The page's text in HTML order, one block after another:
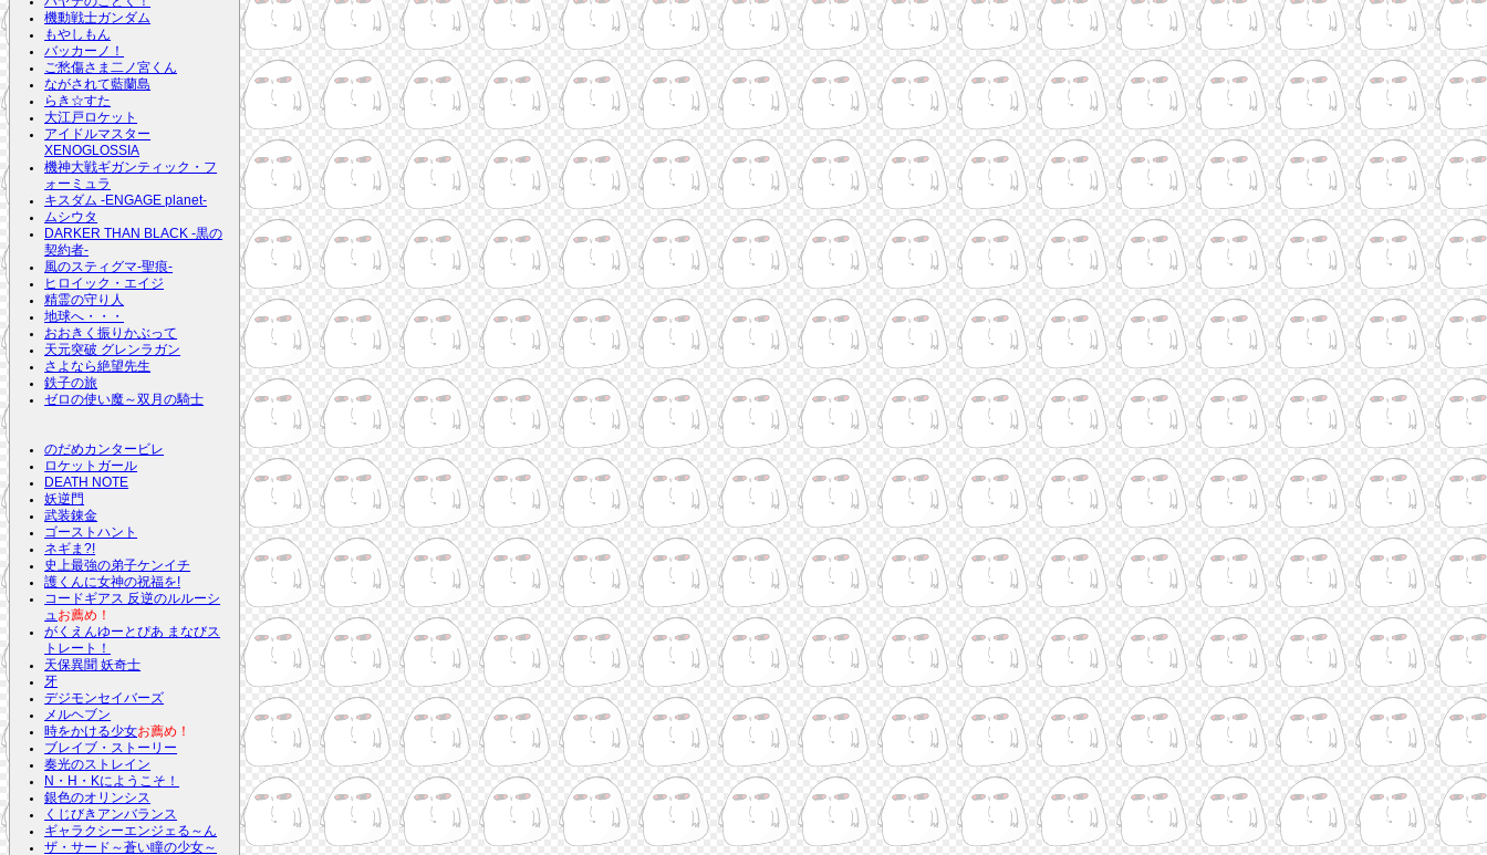
機動戦士ガンダム
もやしもん
バッカーノ！
ご愁傷さま二ノ宮くん
ながされて藍蘭島
らき☆すた
大江戸ロケット
アイドルマスター
XENOGLOSSIA
機神大戦ギガンティック・フ
ォーミュラ
キスダム -ENGAGE planet-
ムシウタ
DARKER THAN BLACK -黒の
契約者-
風のスティグマ-聖痕-
ヒロイック・エイジ
精霊の守り人
地球へ・・・
おおきく振りかぶって
天元突破 グレンラガン
さよなら絶望先生
鉄子の旅
ゼロの使い魔～双月の騎士
のだめカンタービレ
ロケットガール
DEATH NOTE
妖逆門
武装錬金
ゴーストハント
ネギま?!
史上最強の弟子ケンイチ
護くんに女神の祝福を!
コードギアス 反逆のルルーシ
ュ お薦め！
がくえんゆーとぴあ まなびス
トレート！
天保異聞 妖奇士
牙
デジモンセイバーズ
メルヘブン
時をかける少女お薦め！
ブレイブ・ストーリー
奏光のストレイン
N・H・Kにようこそ！
銀色のオリンシス
くじびきアンバランス
ギャラクシーエンジェる～ん
ザ・サード～蒼い瞳の少女～